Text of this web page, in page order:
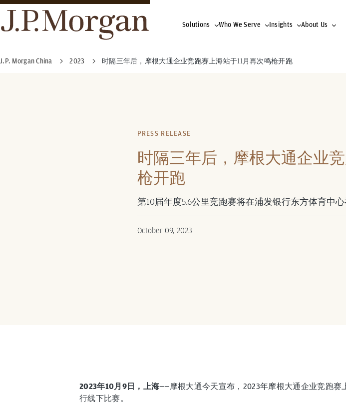
Solutions Who We Serve Insights About Us
J.P. Morgan China 2023 时隔三年后，摩根大通企业竞跑赛上海站于11月再次鸣枪开跑
PRESS RELEASE
时隔三年后，摩根大通企业
枪开跑
第10届年度5.6公里竞跑赛将在浦发银行东方体育中
October 09, 2023
2023年10月9日，上海——摩根大通今天宣布，2023年摩根大通企业竞跑
行线下比赛。